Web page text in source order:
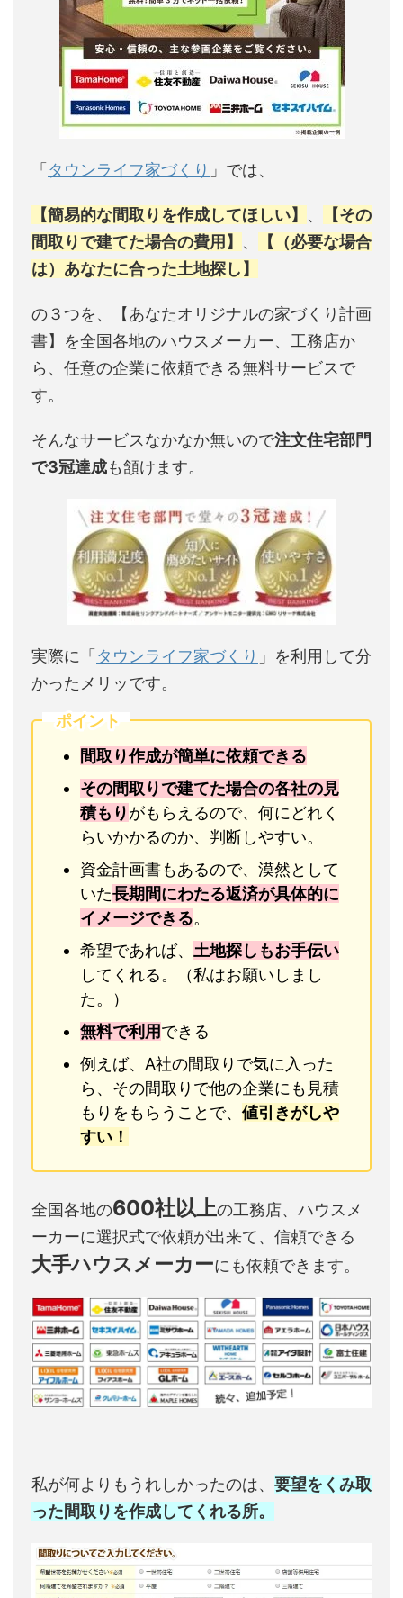
「 タウンライフ家づくり 」では、
【簡易的な間取りを作成してほしい】 、
【その
間取りで建てた場合の費用】 、
【（必要な場合
は）あなたに合った土地探し】
の３つを、【あなたオリジナルの家づくり計画
書】を全国各地のハウスメーカー、工務店か
ら、任意の企業に依頼できる無料サービスで
す。
そんなサービスなかなか無いので注文住宅部門
で3冠達成も頷けます。
実際に「 タウンライフ家づくり 」を利用して分
かったメリッです。
ポイント
間取り作成が簡単に依頼できる
その間取りで建てた場合の各社の見
積もりがもらえるので、何にどれく
らいかかるのか、判断しやすい。
資金計画書もあるので、漠然として
いた長期間にわたる返済が具体的に
イメージできる。
希望であれば、 土地探しもお手伝い
してくれる。（私はお願いしまし
た。）
無料で利用できる
例えば、A社の間取りで気に入った
ら、その間取りで他の企業にも見積
もりをもらうことで、 値引きがしや
すい！
全国各地の600社以上の工務店、ハウスメ
ーカーに選択式で依頼が出来て、信頼できる
大手ハウスメーカーにも依頼できます。
私が何よりもうれしかったのは、 要望をくみ取
った間取りを作成してくれる所。